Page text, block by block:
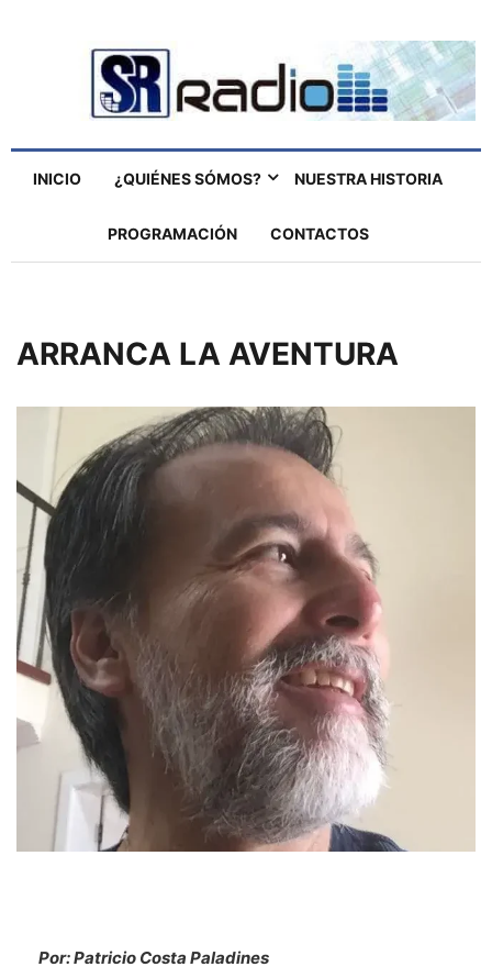
INICIO ¿QUIÉNES SÓMOS? NUESTRA HISTORIA
PROGRAMACIÓN CONTACTOS
ARRANCA LA AVENTURA
Por: Patricio Costa Paladines